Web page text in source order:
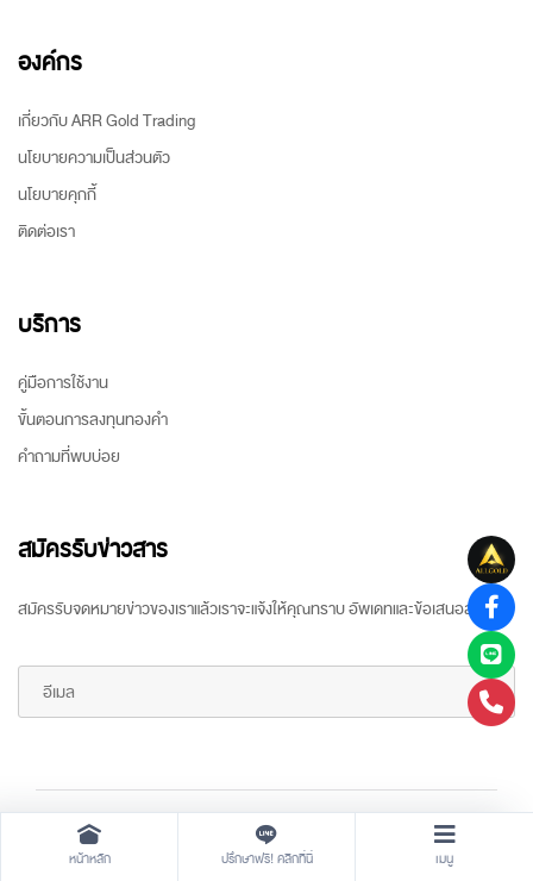
องค์กร
เกี่ยวกับ ARR Gold Trading
นโยบายความเป็นส่วนตัว
นโยบายคุกกี้
ติดต่อเรา
บริการ
คู่มือการใช้งาน
ขั้นตอนการลงทุนทองคำ
คำถามที่พบบ่อย
สมัครรับข่าวสาร
สมัครรับจดหมายข่าวของเราแล้วเราจะแจ้งให้คุณทราบ อัพเดทและข้อเสนอล่าสุด
Copyright © 2026 All rights reserved ARR Gold Trading
หน้าหลัก ปรึกษาฟรี! คลิกที่นี่ เมนู